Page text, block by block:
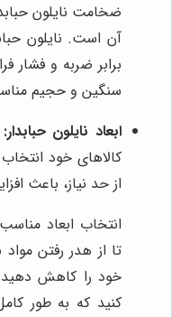
ضخامت نایلون
آن است. نایلون
برابر ضربه و فشار
سنگین و حجیم
ابعاد نایلون حبابدار:
کالاهای خود انتخاب
از حد نیاز، باعث
انتخاب ابعاد
تا از هدر رفتن
خود را کاهش دهید.
کنید که به طور